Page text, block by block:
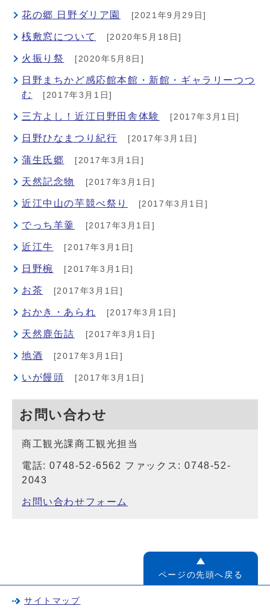
花の郷 日野ダリア園 [2021年9月29日]
桟敷窓について [2020年5月18日]
火振り祭 [2020年5月8日]
日野まちかど感応館本館・新館・ギャラリーつつ
む
[2017年3月1日]
三方よし！近江日野田舎体験 [2017年3月1日]
日野ひなまつり紀行 [2017年3月1日]
蒲生氏郷 [2017年3月1日]
天然記念物 [2017年3月1日]
近江中山の芋競べ祭り [2017年3月1日]
でっち羊羹 [2017年3月1日]
近江牛 [2017年3月1日]
日野椀 [2017年3月1日]
お茶 [2017年3月1日]
おかき・あられ [2017年3月1日]
天然鹿缶詰 [2017年3月1日]
地酒 [2017年3月1日]
いが饅頭 [2017年3月1日]
お問い合わせ
商工観光課商工観光担当
電話: 0748-52-6562 ファックス: 0748-52-
2043
お問い合わせフォーム
ページの先頭へ戻る
サイトマップ